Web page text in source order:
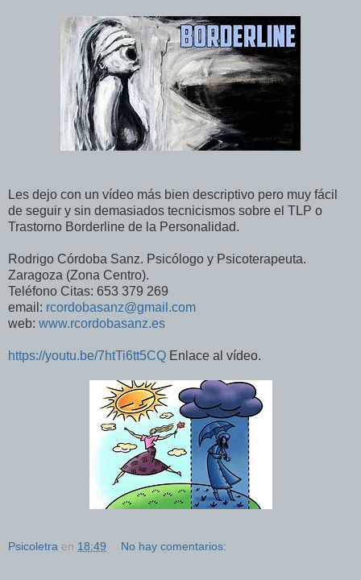
Les dejo con un vídeo más bien descriptivo pero muy fácil
de seguir y sin demasiados tecnicismos sobre el TLP o
Trastorno Borderline de la Personalidad.
Rodrigo Córdoba Sanz. Psicólogo y Psicoterapeuta.
Zaragoza (Zona Centro).
Teléfono Citas: 653 379 269
email: rcordobasanz@gmail.com
web: www.rcordobasanz.es
https://youtu.be/7htTi6tt5CQ Enlace al vídeo.
Psicoletra en 18:49 No hay comentarios: